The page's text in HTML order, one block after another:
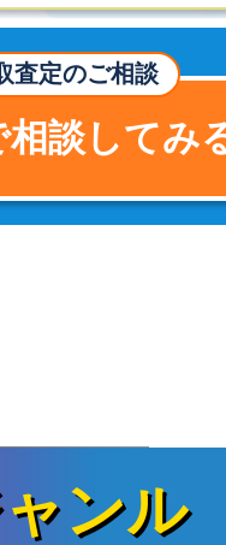
査定のご相談
相談してみ
ンル